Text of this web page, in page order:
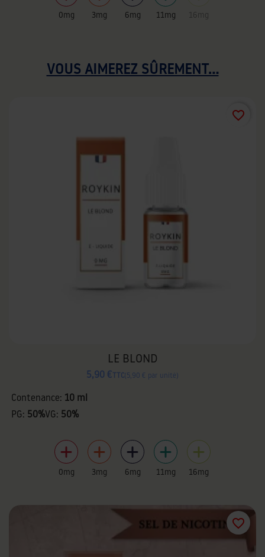
0mg 3mg 6mg 11mg 16mg
VOUS AIMEREZ SÛREMENT...
LE BLOND
5,90 € TTC 5,90 € par unité
Contenance: 10 ml
PG: 50%VG: 50%
0mg 3mg 6mg 11mg 16mg
favorite_border
favorite_border